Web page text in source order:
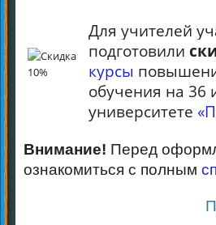
Для учителей
подготовили
курсы
обучения на 36
университете
Внимание! Перед
ознакомиться с полным